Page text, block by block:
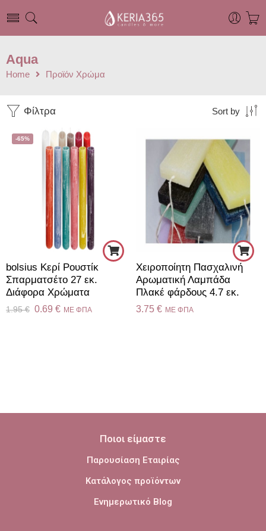
Aqua
Home Προϊόν Χρώμα
Φίλτρα Sort by
-65%
bolsius Κερί Ρουστίκ
Σπαρματσέτο 27 εκ.
Διάφορα Χρώματα
1.95€ 0.69 € ME ΦΠΑ
Χειροποίητη Πασχαλινή
Αρωματική Λαμπάδα
Πλακέ φάρδους 4.7 εκ.
3.75 € ME ΦΠΑ
Ποιοι είμαστε
Παρουσίαση Εταιρίας
Κατάλογος προϊόντων
Ενημερωτικό Blog